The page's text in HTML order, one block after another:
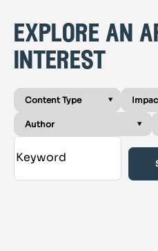
explore an
interest